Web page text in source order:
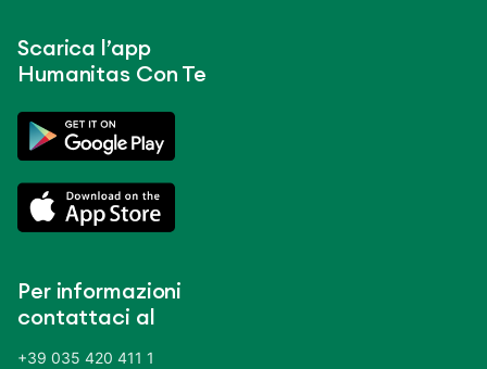
Scarica l’app
Humanitas Con Te
Per informazioni
contattaci al
+39 035 420 411 1